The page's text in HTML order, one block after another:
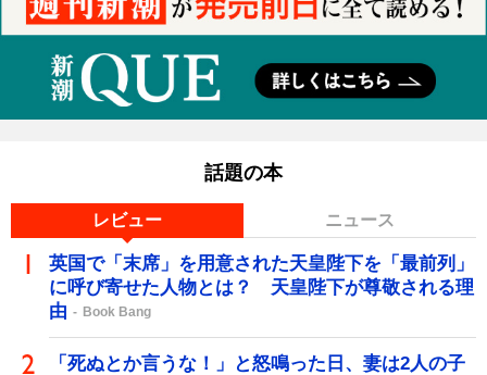
話題の本
レビュー ニュース
英国で「末席」を用意された天皇陛下を「最前列」
に呼び寄せた人物とは？ 天皇陛下が尊敬される理
由
Book Bang
「死ぬとか言うな！」と怒鳴った日、妻は2人の子